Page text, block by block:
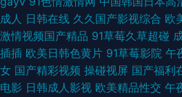
欧美性爱91 97电影院色 九1免费网站 瑟瑟
产在线视频第六页 日韩色情妈妈 91V观看视
本韩国欧美91 日韩第一页 影音先锋亚洲专
成人 日韩在线 久久国产影视综合 欧
激情视频国产精品 91草莓久草超碰
插插 欧美日韩色黄片 91草莓影院 午
女 国产精彩视频 操碰视屏 国产福利
电影 日韩成人影视 欧美精品性交 午